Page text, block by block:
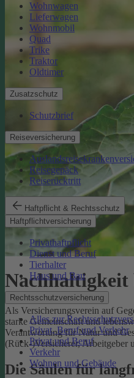
Wohnwagen
Lieferwagen
Wohnmobil
Quad
Trike
Traktor
Oldtimer
Zusatzschutz
Schutzbrief
Reiseversicherung
Reisegepäck
Reiserücktritt
Haftpflicht & Rechtsschutz
Haftpflichtversicherung
Privathaftpflicht
Dienst und Beruf
Tierhalter
Haus und Bau
Rechtsschutzversicherung
Alles zur
Privat, Beruf und Verkehr
Privat und Beruf
Verkehr
Wohnen und Gebäude
Als Versicherungsverein auf
starke Gemeinschaft und
Verantwortung für Natur und
(Rück-)Versicherer, Arbeitgeber
Die Säulen für